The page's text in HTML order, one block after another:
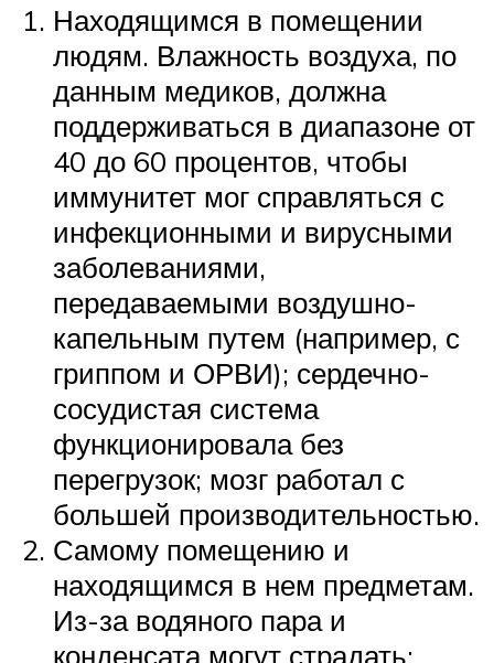
Находящимся в помещении
людям. Влажность воздуха, по
данным медиков, должна
поддерживаться в диапазоне от
40 до 60 процентов, чтобы
иммунитет мог справляться с
инфекционными и вирусными
заболеваниями,
передаваемыми воздушно-
капельным путем (например, с
гриппом и ОРВИ); сердечно-
сосудистая система
функционировала без
перегрузок; мозг работал с
большей производительностью.
Самому помещению и
находящимся в нем предметам.
Из-за водяного пара и
конденсата могут страдать: